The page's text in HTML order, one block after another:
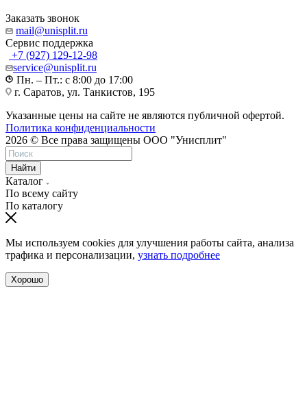
Заказать звонок
mail@unisplit.ru
Cервис поддержка
+7 (927) 129-12-98
service@unisplit.ru
Пн. – Пт.: с 8:00 до 17:00
г. Саратов, ул. Танкистов, 195
Указанные цены на сайте не являются публичной офертой.
Политика конфиденциальности
2026 © Все права защищены ООО "Унисплит"
Найти
Каталог
По всему сайту
По каталогу
Мы используем cookies для улучшения работы сайта, анализа
трафика и персонализации, узнать подробнее
Хорошо